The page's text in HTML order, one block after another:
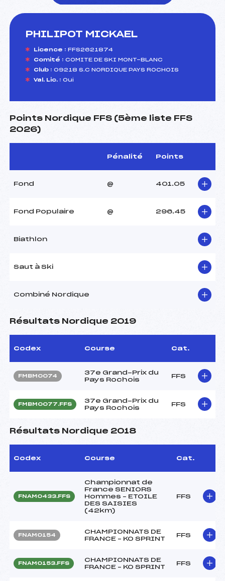
PHILIPOT MICKAEL
Licence : FFS2621874
Comité : COMITE DE SKI MONT-BLANC
Club : 09218 S.C NORDIQUE PAYS ROCHOIS
Val. Lic. : Oui
Points Nordique FFS (5ème liste FFS
2026)
Pénalité Points
Fond @ 401.05
Fond Populaire @ 296.45
Biathlon
Saut à Ski
Combiné Nordique
Résultats Nordique 2019
Codex Course Cat.
FMBM0074
37e Grand-Prix du
Pays Rochois
FFS
FMBM0077.FFS
37e Grand-Prix du
Pays Rochois
FFS
Résultats Nordique 2018
Codex Course Cat.
FNAM0433.FFS
Championnat de
France SENIORS
Hommes – ETOILE
DES SAISIES
(42km)
FFS
FNAM0154
CHAMPIONNATS DE
FRANCE – KO SPRINT
FFS
FNAM0153.FFS
CHAMPIONNATS DE
FRANCE – KO SPRINT
FFS